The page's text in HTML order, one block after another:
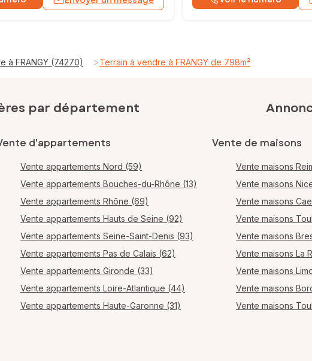
à FRANGY (74270) >Terrain à vendre à FRANGY de 798m²
par département
d'appartements
Vente appartements Nord (59)
Vente appartements Bouches-du-Rhône (13)
Vente appartements Rhône (69)
Vente appartements Hauts de Seine (92)
Vente appartements Seine-Saint-Denis (93)
Vente appartements Pas de Calais (62)
Vente appartements Gironde (33)
Vente appartements Loire-Atlantique (44)
Vente appartements Haute-Garonne (31)
Vente de maisons
Vente maisons
Vente maisons
Vente maisons
Vente maisons
Vente maisons
Vente maisons La
Vente maisons
Vente maisons
Vente maisons